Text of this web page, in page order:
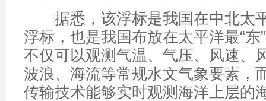
据悉，该浮标是我国在中北太
浮标，也是我国布放在太平洋最“东
不仅可以观测气温、气压、风速、
波浪、海流等常规水文气象要素，
传输技术能够实时观测海洋上层的